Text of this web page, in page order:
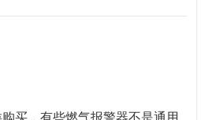
买，有些燃气报警器不是通用